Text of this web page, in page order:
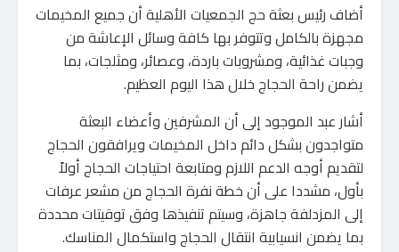
أضاف رئيس بعثة حج الجمعيات الأهلية أن جميع المخيمات
مجهزة بالكامل وتتوفر بها كافة وسائل الإعاشة من
وجبات غذائية، ومشروبات باردة، وعصائر، ومثلجات، بما
يضمن راحة الحجاج خلال هذا اليوم العظيم.
أشار عبد الموجود إلى أن المشرفين وأعضاء البعثة
متواجدون بشكل دائم داخل المخيمات ويرافقون الحجاج
لتقديم أوجه الدعم اللازم ومتابعة احتياجات الحجاج أولاً
بأول، مشددا على أن خطة نفرة الحجاج من مشعر عرفات
إلى المزدلفة جاهزة، وسيتم تنفيذها وفق توقيتات محددة
بما يضمن انسيابية انتقال الحجاج واستكمال المناسك.